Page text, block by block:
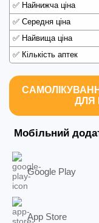
✅ Найнижча ціна
✅ Середня ціна
✅ Найвища ціна
✅ Кількість аптек
ДЛЯ
Мобільний
Google Play
App Store